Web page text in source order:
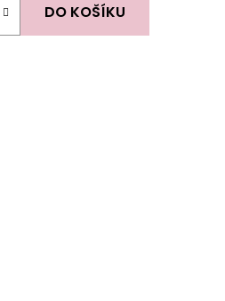
DO KOŠÍKU